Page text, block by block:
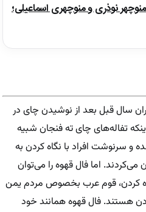
نوذری و منوچهری اسماعیلی؛
سال قبل بعد از نوشیدن چای در
تفاله‌های چای ته فنجان شبیه
و سرنوشت افراد با نگاه کردن به
می‌کردند. اما فال قهوه را می‌توان
کردن، قوم عرب بخصوص مردم یمن
هستند. فال قهوه همانند خود